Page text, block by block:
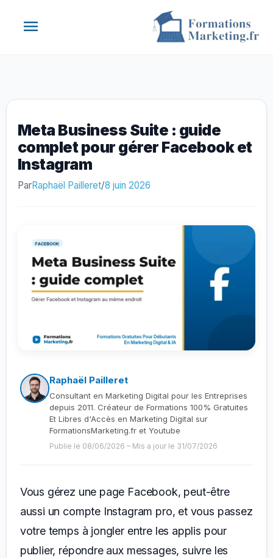
Menu
Meta Business Suite : guide
complet pour gérer Facebook et
Instagram
ParRaphaël Pailleret/8 juin 2026
Raphaël Pailleret
Consultant en Marketing Digital pour les Entreprises
depuis 2011. Créateur de Formations 100% Gratuites
Et Libres d'Accès en Marketing Digital sur
FormationsMarketing.fr et Youtube
Publie le 08/06/2026 – Mis a jour le 31/07/2026
Vous gérez une page Facebook, peut-être
aussi un compte Instagram pro, et vous passez
votre temps à jongler entre les applis pour
publier, répondre aux messages, suivre les